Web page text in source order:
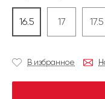
16.5 17 17.5
В избранное